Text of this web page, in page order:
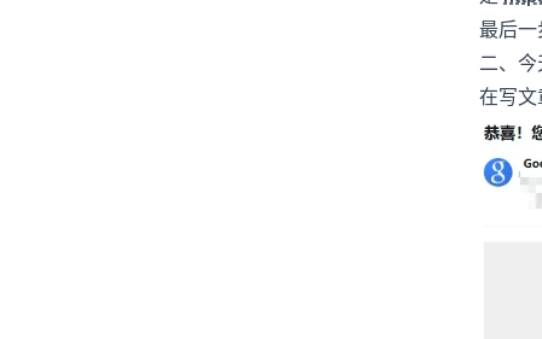
最后一
二、
在写文